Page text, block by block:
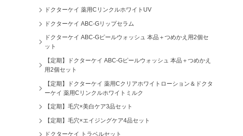
ドクターケイ 薬用CリンクルホワイトUV
ドクターケイ ABC-Gリップセラム
ドクターケイ ABC-Gピールウォッシュ 本品＋つめかえ用2個セ
ット
【定期】ドクターケイ ABC-Gピールウォッシュ 本品＋つめかえ
用2個セット
【定期】ドクターケイ 薬用Cクリアホワイトローション＆ドクタ
ーケイ 薬用Cリンクルホワイトミルク
【定期】毛穴×美白ケア3品セット
【定期】毛穴×エイジングケア4品セット
ドクターケイ トラベルセット